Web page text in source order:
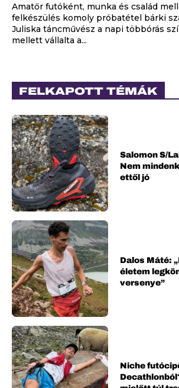
Amatőr futóként, munka és család
felkészülés komoly próbatétel bárki
Juliska táncművész a napi többórás
mellett vállalta a...
FELKAPOTT TÉMÁK
Salomon S/
Nem
ettől jó
Dalos Máté:
életem
versenye”
Niche